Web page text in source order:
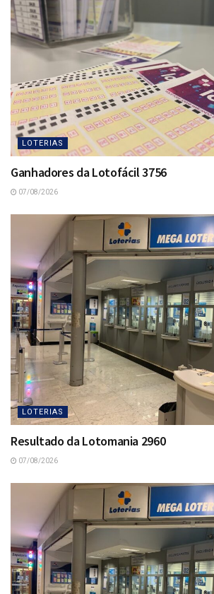
LOTERIAS
Ganhadores da Lotofácil 3756
07/08/2026
LOTERIAS
Resultado da Lotomania 2960
07/08/2026